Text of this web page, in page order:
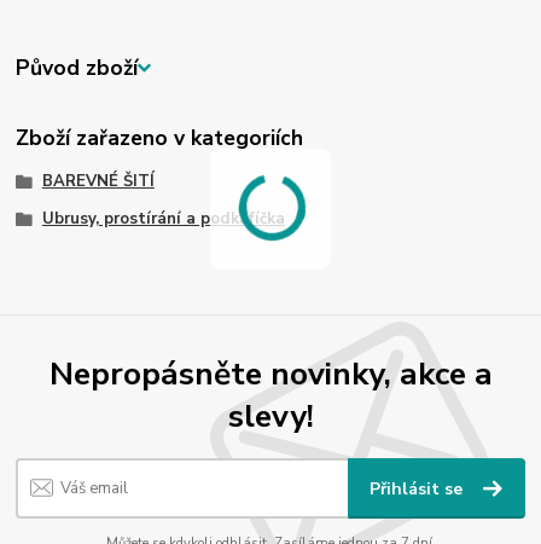
Původ zboží
Zboží zařazeno v kategoriích
BAREVNÉ ŠITÍ
Ubrusy, prostírání a podkafíčka
Nepropásněte novinky, akce a
slevy!
Přihlásit se